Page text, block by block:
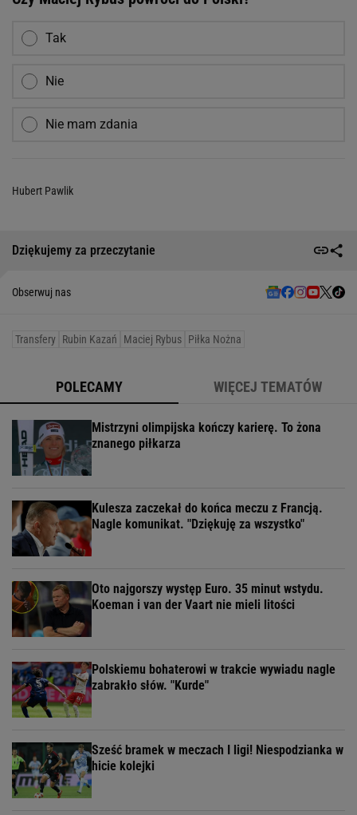
Tak
Nie
Nie mam zdania
Hubert Pawlik
Dziękujemy za przeczytanie
Obserwuj nas
Transfery Rubin Kazań Maciej Rybus Piłka Nożna
POLECAMY WIĘCEJ TEMATÓW
Mistrzyni olimpijska kończy karierę. To żona
znanego piłkarza
Kulesza zaczekał do końca meczu z Francją.
Nagle komunikat. "Dziękuję za wszystko"
Oto najgorszy występ Euro. 35 minut wstydu.
Koeman i van der Vaart nie mieli litości
Polskiemu bohaterowi w trakcie wywiadu nagle
zabrakło słów. "Kurde"
Sześć bramek w meczach I ligi! Niespodzianka w
hicie kolejki